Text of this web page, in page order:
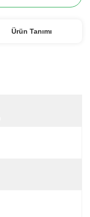
Ürün Tanımı